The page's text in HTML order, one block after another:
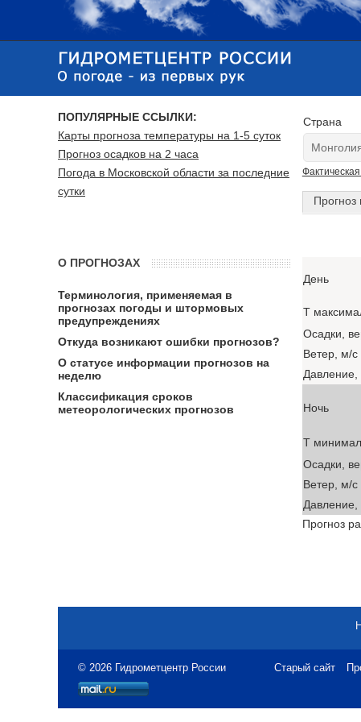
Страна
Прогноз
День
T
Осадки,
Ветер, м/с
Давление,
Ночь
T
Осадки,
Ветер, м/с
Давление,
Прогноз
ПОПУЛЯРНЫЕ ССЫЛКИ:
Карты прогноза температуры на 1-5 суток
Прогноз осадков на 2 часа
Погода в Московской области за последние
сутки
О ПРОГНОЗАХ
Терминология, применяемая в
прогнозах погоды и штормовых
предупреждениях
Откуда возникают ошибки прогнозов?
О статусе информации прогнозов на
неделю
Классификация сроков
метеорологических прогнозов
© 2026 Гидрометцентр России Старый сайт